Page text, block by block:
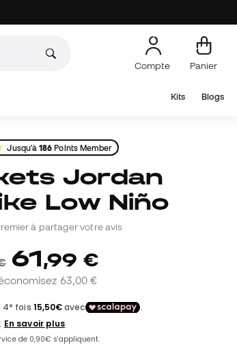
Compte Panier
Kits Blogs
Jusqu'à186 Points Member
Low Niño
à partager votre avis
61,99 €
63,00 €